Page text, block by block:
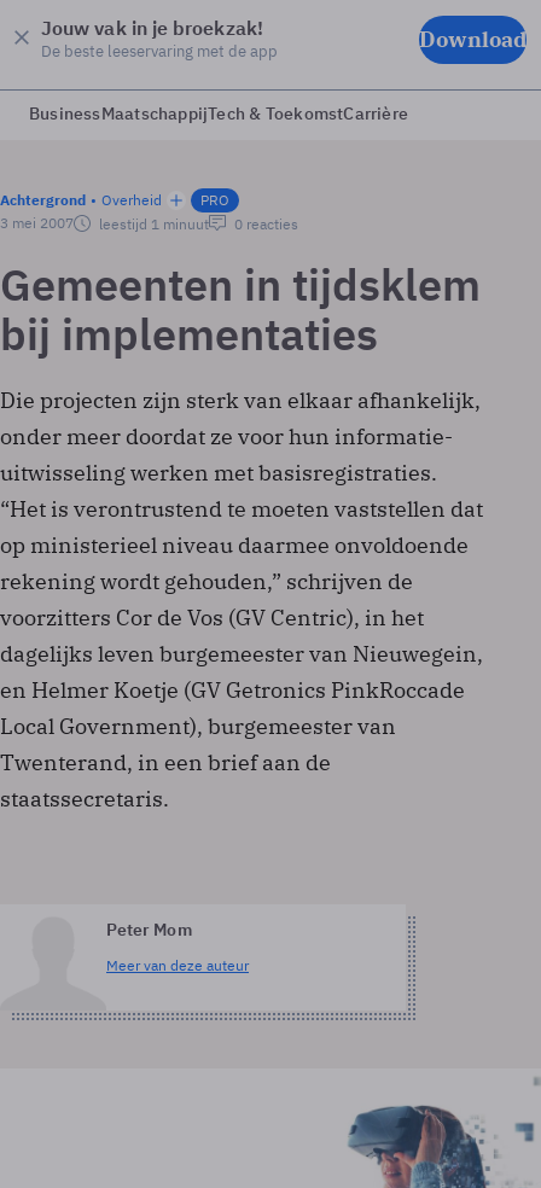
Jouw vak in je broekzak!
De beste leeservaring met de app Download
BusinessMaatschappijTech & ToekomstCarrière
Achtergrond Overheid
PRO
3 mei 2007
leestijd 1 minuut 0 reacties
Gemeenten in tijdsklem
bij implementaties
Die projecten zijn sterk van elkaar afhankelijk,
onder meer doordat ze voor hun informatie-
uitwisseling werken met basisregistraties.
“Het is verontrustend te moeten vaststellen dat
op ministerieel niveau daarmee onvoldoende
rekening wordt gehouden,” schrijven de
voorzitters Cor de Vos (GV Centric), in het
dagelijks leven burgemeester van Nieuwegein,
en Helmer Koetje (GV Getronics PinkRoccade
Local Government), burgemeester van
Twenterand, in een brief aan de
staatssecretaris.
Peter Mom
Meer van deze auteur